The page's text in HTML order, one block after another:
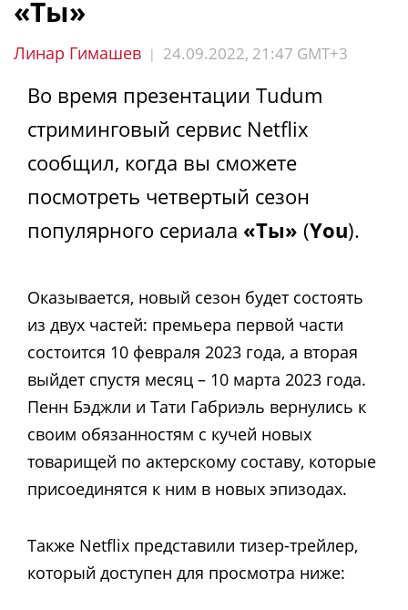
«Ты»
Линар Гимашев | 24.09.2022, 21:47 GMT+3
Во время презентации Tudum
стриминговый сервис Netflix
сообщил, когда вы сможете
посмотреть четвертый сезон
популярного сериала «Ты» (You).
Оказывается, новый сезон будет состоять
из двух частей: премьера первой части
состоится 10 февраля 2023 года, а вторая
выйдет спустя месяц – 10 марта 2023 года.
Пенн Бэджли и Тати Габриэль вернулись к
своим обязанностям с кучей новых
товарищей по актерскому составу, которые
присоединятся к ним в новых эпизодах.
Также Netflix представили тизер-трейлер,
который доступен для просмотра ниже: